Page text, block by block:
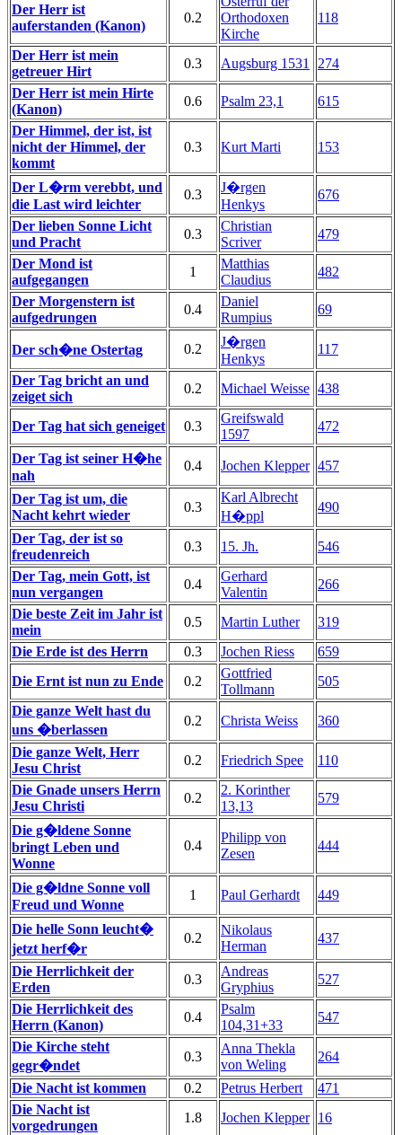
Der Herr ist
auferstanden (Kanon)
0.2
Orthodoxen
Kirche
118
Der Herr ist mein
getreuer Hirt
0.3 Augsburg 1531 274
Der Herr ist mein Hirte
(Kanon)
0.6 Psalm 23,1
615
Der Himmel, der ist, ist
nicht der Himmel, der
kommt
0.3 Kurt Marti 153
Der L�rm verebbt, und
die Last wird leichter
0.3
J�rgen
Henkys
676
Der lieben Sonne Licht
und Pracht
0.3
Christian
Scriver
479
Der Mond ist
aufgegangen
1
Matthias
Claudius
482
Der Morgenstern ist
aufgedrungen
0.4
Daniel
Rumpius
69
Der sch�ne Ostertag 0.2
J�rgen
Henkys
117
Der Tag bricht an und
zeiget sich
0.2 Michael Weisse 438
Der Tag hat sich geneiget 0.3
Greifswald
1597
472
Der Tag ist seiner H�he
nah
0.4 Jochen Klepper 457
Der Tag ist um, die
Nacht kehrt wieder
0.3
Karl Albrecht
H�ppl
490
Der Tag, der ist so
freudenreich
0.3 15. Jh.
546
Der Tag, mein Gott, ist
nun vergangen
0.4
Gerhard
Valentin
266
Die beste Zeit im Jahr ist
mein
0.5 Martin Luther
319
Die Erde ist des Herrn
0.3 Jochen Riess
659
Die Ernt ist nun zu Ende
0.2
Gottfried
Tollmann
505
Die ganze Welt hast du
uns �berlassen
0.2 Christa Weiss 360
Die ganze Welt, Herr
Jesu Christ
0.2 Friedrich Spee
110
Die Gnade unsers Herrn
Jesu Christi
0.2
2. Korinther
13,13
579
Die g�ldene Sonne
bringt Leben und
Wonne
0.4
Philipp von
Zesen
444
Die g�ldne Sonne voll
Freud und Wonne
1 Paul Gerhardt 449
Die helle Sonn leucht�
jetzt herf�r
0.2
Nikolaus
Herman
437
Die Herrlichkeit der
Erden
0.3
Andreas
Gryphius
527
Die Herrlichkeit des
Herrn (Kanon)
0.4
Psalm
104,31+33
547
Die Kirche steht
gegr�ndet
0.3
Anna Thekla
von Weling
264
Die Nacht ist kommen 0.2 Petrus Herbert
471
Die Nacht ist
vorgedrungen
1.8 Jochen Klepper 16